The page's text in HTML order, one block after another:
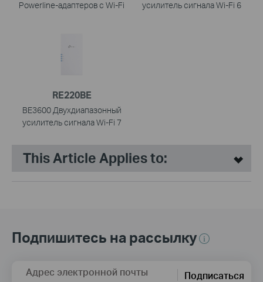
Powerline-адаптеров с Wi-Fi
усилитель сигнала Wi-Fi 6
RE220BE
BE3600 Двухдиапазонный
усилитель сигнала Wi-Fi 7
This Article Applies to:
Подпишитесь на рассылку
Адрес электронной почты Подписаться